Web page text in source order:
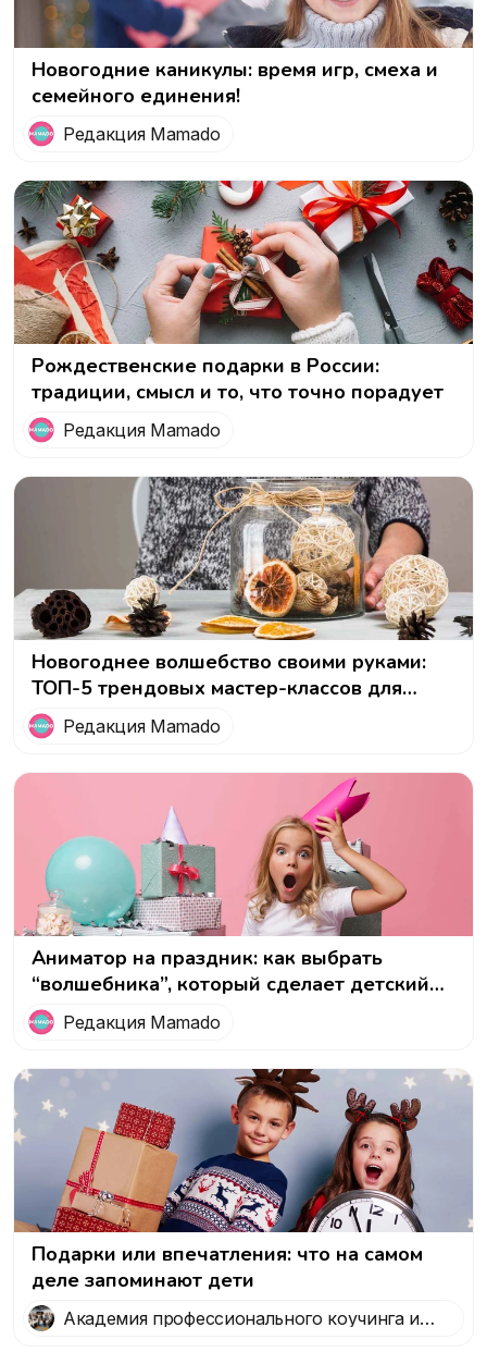
Новогодние каникулы: время игр, смеха и
семейного единения!
Редакция Mamado
Рождественские подарки в России:
традиции, смысл и то, что точно порадует
Редакция Mamado
Новогоднее волшебство своими руками:
ТОП-5 трендовых мастер-классов для
женщин на Рождество
Редакция Mamado
Аниматор на праздник: как выбрать
“волшебника”, который сделает детский
день незабываемым!
Редакция Mamado
Подарки или впечатления: что на самом
деле запоминают дети
Академия профессионального коучинга и